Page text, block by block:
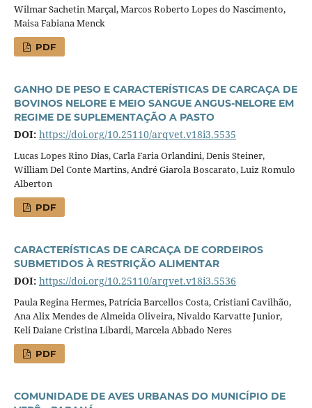
Wilmar Sachetin Marçal, Marcos Roberto Lopes do Nascimento,
Maisa Fabiana Menck
PDF
GANHO DE PESO E CARACTERÍSTICAS DE CARCAÇA DE
BOVINOS NELORE E MEIO SANGUE ANGUS-NELORE EM
REGIME DE SUPLEMENTAÇÃO A PASTO
DOI: https://doi.org/10.25110/arqvet.v18i3.5535
Lucas Lopes Rino Dias, Carla Faria Orlandini, Denis Steiner,
William Del Conte Martins, André Giarola Boscarato, Luiz Romulo
Alberton
PDF
CARACTERÍSTICAS DE CARCAÇA DE CORDEIROS
SUBMETIDOS À RESTRIÇÃO ALIMENTAR
DOI: https://doi.org/10.25110/arqvet.v18i3.5536
Paula Regina Hermes, Patrícia Barcellos Costa, Cristiani Cavilhão,
Ana Alix Mendes de Almeida Oliveira, Nivaldo Karvatte Junior,
Keli Daiane Cristina Libardi, Marcela Abbado Neres
PDF
COMUNIDADE DE AVES URBANAS DO MUNICÍPIO DE